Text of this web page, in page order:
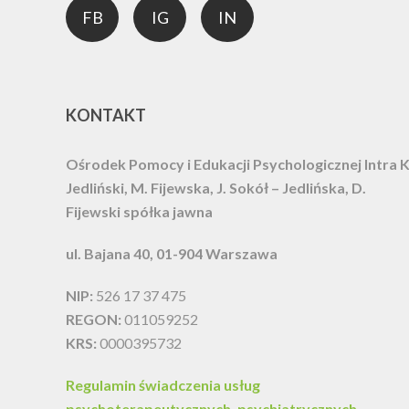
FB IG IN
KONTAKT
Ośrodek Pomocy i Edukacji Psychologicznej Intra
Jedliński, M. Fijewska, J. Sokół – Jedlińska, D.
Fijewski spółka jawna
ul. Bajana 40, 01-904 Warszawa
NIP: 526 17 37 475
REGON: 011059252
KRS: 0000395732
Regulamin świadczenia usług